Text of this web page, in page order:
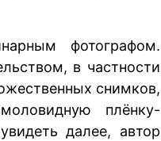
фотографом.
в частности
снимков,
плёнку-
далее, автор